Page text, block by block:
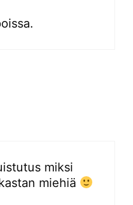
miksi
miehiä